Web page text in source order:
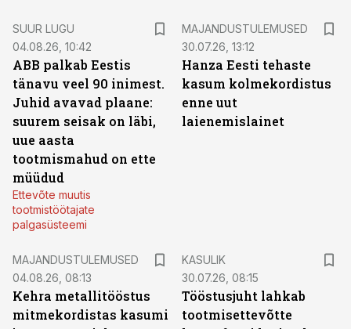
SUUR LUGU
04.08.26, 10:42
ABB palkab Eestis
tänavu veel 90 inimest.
Juhid avavad plaane:
suurem seisak on läbi,
uue aasta
tootmismahud on ette
müüdud
Ettevõte muutis
tootmistöötajate
palgasüsteemi
MAJANDUSTULEMUSED
30.07.26, 13:12
Hanza Eesti tehaste
kasum kolmekordistus
enne uut
laienemislainet
MAJANDUSTULEMUSED
04.08.26, 08:13
Kehra metallitööstus
mitmekordistas kasumi
KASULIK
30.07.26, 08:15
Tööstusjuht lahkab
tootmisettevõtte